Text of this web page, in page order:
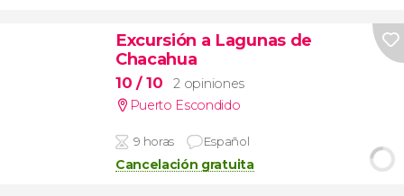
Excursión a Lagunas de
Chacahua
10 / 10
2 opiniones
Puerto Escondido
9 horas Español
Cancelación gratuita